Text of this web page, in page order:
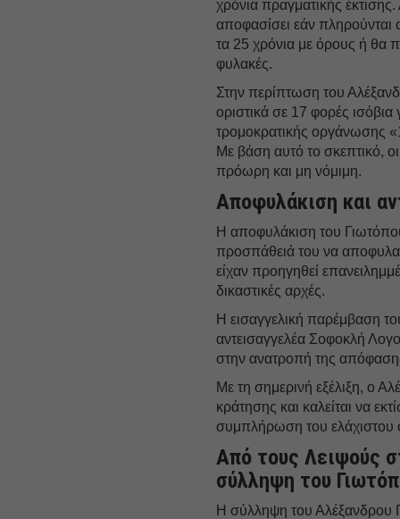
χρόνια πραγματικής
αποφασίσει εάν πληρούνται
τα 25 χρόνια με όρους ή θα
φυλακές.
Στην περίπτωση του
οριστικά σε 17 φορές ισόβια
τρομοκρατικής οργάνωσης
Με βάση αυτό το σκεπτικό,
πρόωρη και μη νόμιμη.
Αποφυλάκιση και
Η αποφυλάκιση του
προσπάθειά του να
είχαν προηγηθεί
δικαστικές αρχές.
Η εισαγγελική παρέμβαση
αντεισαγγελέα Σοφοκλή
στην ανατροπή της
Με τη σημερινή εξέλιξη, ο
κράτησης και καλείται να
συμπλήρωση του ελάχιστου
Από τους Λειψούς
σύλληψη του
Η σύλληψη του Αλέξανδρου